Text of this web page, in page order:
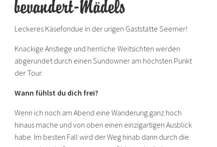
bevandert-Mädels
Leckeres Käsefondue in der urigen Gaststätte Seemer!
Knackige Anstiege und herrliche Weitsichten werden
abgerundet durch einen Sundowner am höchsten Punkt
der Tour.
Wann fühlst du dich frei?
Wenn ich noch am Abend eine Wanderung ganz hoch
hinaus mache und von oben einen einzigartigen Ausblick
habe. Im besten Fall wird der Weg hinab dann durch die